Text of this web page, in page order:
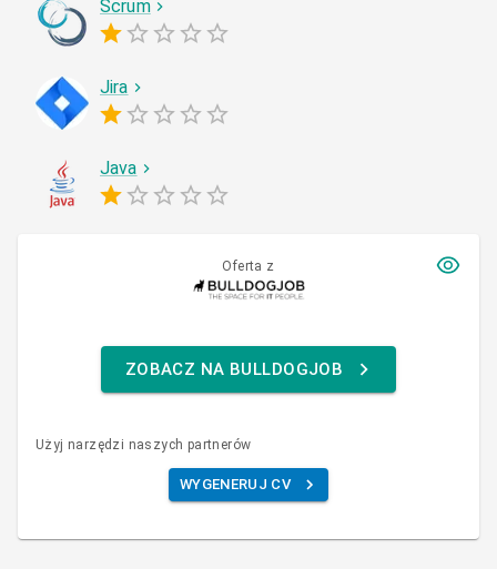
Scrum
Jira
Java
Oferta z
ZOBACZ NA BULLDOGJOB
Użyj narzędzi naszych partnerów
WYGENERUJ CV